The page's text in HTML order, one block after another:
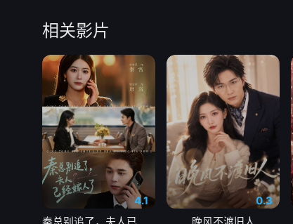
相关影片
4.1
0.3
晚风不渡旧人